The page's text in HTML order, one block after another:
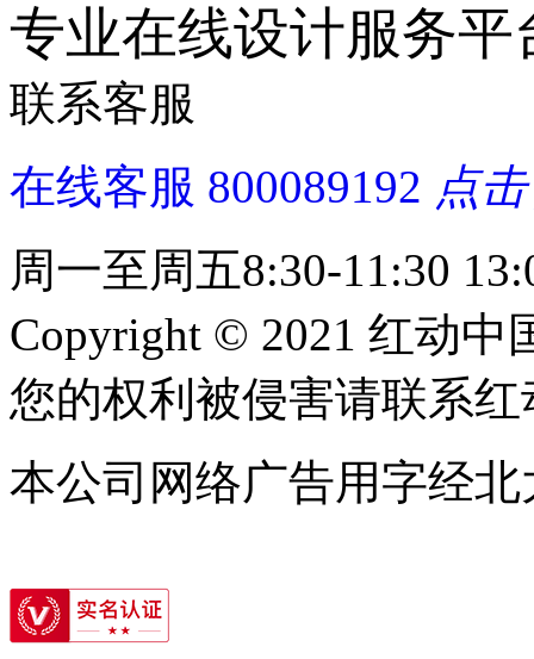
专业在线设计服务平
联系客服
在线客服 800089192 点
周一至周五8:30-11:30
Copyright © 2021 红动中
您的权利被侵害请联系红
本公司网络广告用字经